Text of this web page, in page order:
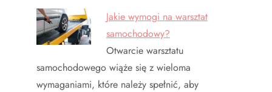
Jakie wymogi na warsztat
samochodowy?
Otwarcie warsztatu
samochodowego wiąże się z wieloma
wymaganiami, które należy spełnić, aby